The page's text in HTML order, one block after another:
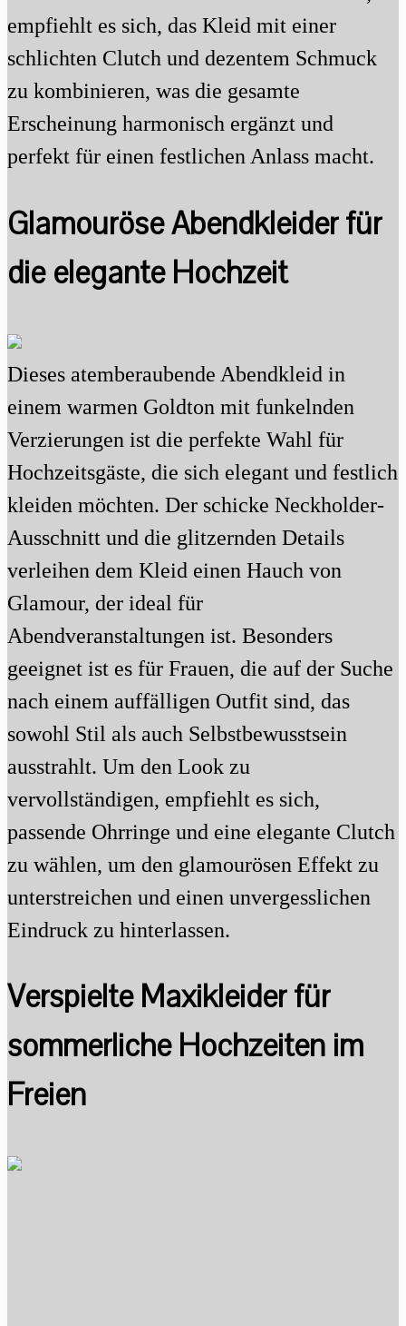
empfiehlt es sich, das Kleid mit einer
schlichten Clutch und dezentem Schmuck
zu kombinieren, was die gesamte
Erscheinung harmonisch ergänzt und
perfekt für einen festlichen Anlass macht.
Glamouröse Abendkleider für
die elegante Hochzeit
Dieses atemberaubende Abendkleid in
einem warmen Goldton mit funkelnden
Verzierungen ist die perfekte Wahl für
Hochzeitsgäste, die sich elegant und festlich
kleiden möchten. Der schicke Neckholder-
Ausschnitt und die glitzernden Details
verleihen dem Kleid einen Hauch von
Glamour, der ideal für
Abendveranstaltungen ist. Besonders
geeignet ist es für Frauen, die auf der Suche
nach einem auffälligen Outfit sind, das
sowohl Stil als auch Selbstbewusstsein
ausstrahlt. Um den Look zu
vervollständigen, empfiehlt es sich,
passende Ohrringe und eine elegante Clutch
zu wählen, um den glamourösen Effekt zu
unterstreichen und einen unvergesslichen
Eindruck zu hinterlassen.
Verspielte Maxikleider für
sommerliche Hochzeiten im
Freien